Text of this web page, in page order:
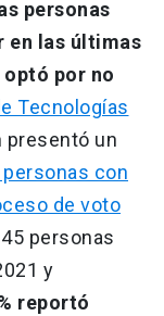
personas
en las últimas
por no
Tecnologías
presentó un
con
de voto
personas
y
reportó